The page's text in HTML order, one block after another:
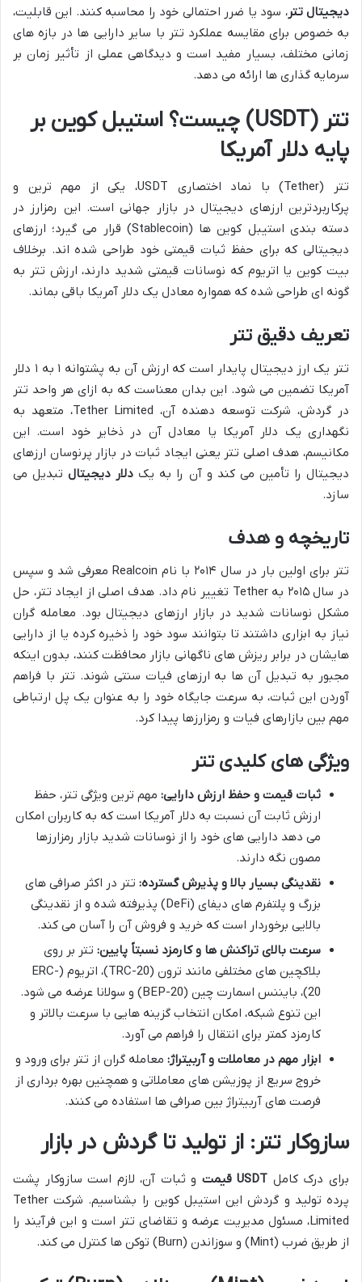
دیجیتال تتر، سود یا ضرر احتمالی خود را محاسبه کنند. این قابلیت،
به خصوص برای مقایسه عملکرد تتر با سایر دارایی ها در بازه های
زمانی مختلف، بسیار مفید است و دیدگاهی عملی از تأثیر زمان بر
سرمایه گذاری ها ارائه می دهد.
تتر (USDT) چیست؟ استیبل کوین بر
پایه دلار آمریکا
تتر (Tether) با نماد اختصاری USDT، یکی از مهم ترین و
پرکاربردترین ارزهای دیجیتال در بازار جهانی است. این رمزارز در
دسته بندی استیبل کوین ها (Stablecoin) قرار می گیرد؛ ارزهای
دیجیتالی که برای حفظ ثبات قیمتی خود طراحی شده اند. برخلاف
بیت کوین یا اتریوم که نوسانات قیمتی شدید دارند، ارزش تتر به
گونه ای طراحی شده که همواره معادل یک دلار آمریکا باقی بماند.
تعریف دقیق تتر
تتر یک ارز دیجیتال پایدار است که ارزش آن به پشتوانه ۱ به ۱ دلار
آمریکا تضمین می شود. این بدان معناست که به ازای هر واحد تتر
در گردش، شرکت توسعه دهنده آن، Tether Limited، متعهد به
نگهداری یک دلار آمریکا یا معادل آن در ذخایر خود است. این
مکانیسم، هدف اصلی تتر یعنی ایجاد ثبات در بازار پرنوسان ارزهای
دیجیتال را تأمین می کند و آن را به یک دلار دیجیتالتبدیل می
سازد.
تاریخچه و هدف
تتر برای اولین بار در سال ۲۰۱۴ با نام Realcoin معرفی شد و سپس
در سال ۲۰۱۵ به Tether تغییر نام داد. هدف اصلی از ایجاد تتر، حل
مشکل نوسانات شدید در بازار ارزهای دیجیتال بود. معامله گران
نیاز به ابزاری داشتند تا بتوانند سود خود را ذخیره کرده یا از دارایی
هایشان در برابر ریزش های ناگهانی بازار محافظت کنند، بدون اینکه
مجبور به تبدیل آن ها به ارزهای فیات سنتی شوند. تتر با فراهم
آوردن این ثبات، به سرعت جایگاه خود را به عنوان یک پل ارتباطی
مهم بین بازارهای فیات و رمزارزها پیدا کرد.
ویژگی های کلیدی تتر
ثبات قیمت و حفظ ارزش دارایی: مهم ترین ویژگی تتر، حفظ
ارزش ثابت آن نسبت به دلار آمریکا است که به کاربران امکان
می دهد دارایی های خود را از نوسانات شدید بازار رمزارزها
مصون نگه دارند.
نقدینگی بسیار بالا و پذیرش گسترده: تتر در اکثر صرافی های
بزرگ و پلتفرم های دیفای (DeFi) پذیرفته شده و از نقدینگی
بالایی برخوردار است که خرید و فروش آن را آسان می کند.
سرعت بالای تراکنش ها و کارمزد نسبتاً پایین: تتر بر روی
بلاکچین های مختلفی مانند ترون (TRC-20)، اتریوم (ERC-
20)، بایننس اسمارت چین (BEP-20) و سولانا عرضه می شود.
این تنوع شبکه، امکان انتخاب گزینه هایی با سرعت بالاتر و
کارمزد کمتر برای انتقال را فراهم می آورد.
ابزار مهم در معاملات و آربیتراژ: معامله گران از تتر برای ورود و
خروج سریع از پوزیشن های معاملاتی و همچنین بهره برداری از
فرصت های آربیتراژ بین صرافی ها استفاده می کنند.
سازوکار تتر: از تولید تا گردش در بازار
برای درک کامل USDT قیمت
و ثبات آن، لازم است سازوکار پشت
پرده تولید و گردش این استیبل کوین را بشناسیم. شرکت Tether
Limited، مسئول مدیریت عرضه و تقاضای تتر است و این فرآیند را
از طریق ضرب (Mint) و سوزاندن (Burn) توکن ها کنترل می کند.